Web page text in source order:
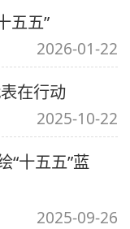
五五”
2026-01-22
在行动
2025-10-22
“十五五”蓝
2025-09-26